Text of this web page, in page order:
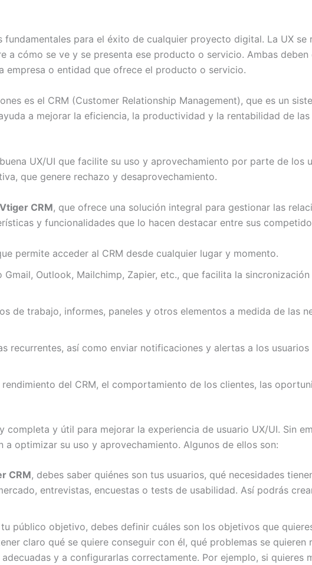
para el éxito de cualquier proyecto digital. La UX se
cómo se ve y se presenta ese producto o servicio. Ambas deben
empresa o entidad que ofrece el producto o servicio.
es el CRM (Customer Relationship Management), que es un
a mejorar la eficiencia, la productividad y la rentabilidad de
UX/UI que facilite su uso y aprovechamiento por parte de los
que genere rechazo y desaprovechamiento.
Vtiger CRM, que ofrece una solución integral para gestionar las
y funcionalidades que lo hacen destacar entre sus
permite acceder al CRM desde cualquier lugar y momento.
Outlook, Mailchimp, Zapier, etc., que facilita la
de trabajo, informes, paneles y otros elementos a medida de las
recurrentes, así como enviar notificaciones y alertas a los
del CRM, el comportamiento de los clientes, las
completa y útil para mejorar la experiencia de usuario UX/UI. Sin
optimizar su uso y aprovechamiento. Algunos de ellos son:
CRM, debes saber quiénes son tus usuarios, qué necesidades
entrevistas, encuestas o tests de usabilidad. Así podrás
público objetivo, debes definir cuáles son los objetivos que
claro qué se quiere conseguir con él, qué problemas se quieren
y a configurarlas correctamente. Por ejemplo, si quieres